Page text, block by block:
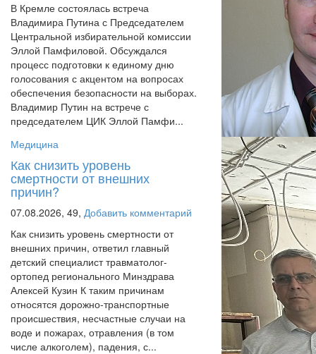
В Кремле состоялась встреча
Владимира Путина с Председателем
Центральной избирательной комиссии
Эллой Памфиловой. Обсуждался
процесс подготовки к единому дню
голосования с акцентом на вопросах
обеспечения безопасности на выборах.
Владимир Путин на встрече с
председателем ЦИК Эллой Памфи...
Медицина
Как снизить уровень
смертности от внешних
причин?
07.08.2026, 49, Добавить комментарий
Как снизить уровень смертности от
внешних причин, ответил главный
детский специалист травматолог-
ортопед регионального Минздрава
Алексей Кузин К таким причинам
относятся дорожно-транспортные
происшествия, несчастные случаи на
воде и пожарах, отравления (в том
числе алкоголем), падения, с...